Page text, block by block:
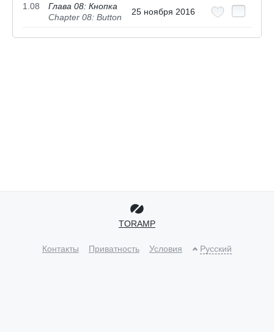
1.08
Глава 08: Кнопка
Chapter 08: Button
25 ноября 2016
TORAMP
Контакты Приватность Условия Русский